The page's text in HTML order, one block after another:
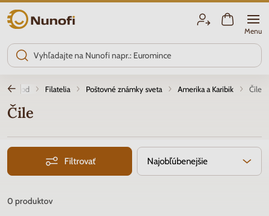
Nunofi.sk
Menu
Úvod Filatelia Poštovné známky sveta Amerika a Karibik Čile
Čile
Filtrovať Najobľúbenejšie
0 produktov